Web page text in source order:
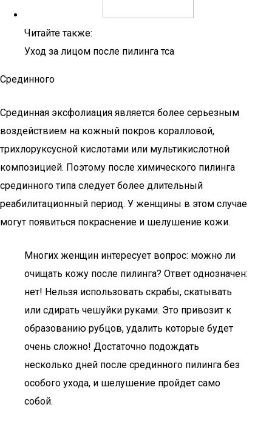
Читайте также:
Уход за лицом после пилинга тса
Срединного
Срединная эксфолиация является более серьезным
воздействием на кожный покров коралловой,
трихлоруксусной кислотами или мультикислотной
композицией. Поэтому после химического пилинга
срединного типа следует более длительный
реабилитационный период. У женщины в этом случае
могут появиться покраснение и шелушение кожи.
Многих женщин интересует вопрос: можно ли
очищать кожу после пилинга? Ответ однозначен:
нет! Нельзя использовать скрабы, скатывать
или сдирать чешуйки руками. Это привозит к
образованию рубцов, удалить которые будет
очень сложно! Достаточно подождать
несколько дней после срединного пилинга без
особого ухода, и шелушение пройдет само
собой.